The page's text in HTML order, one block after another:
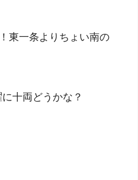
東一条よりちょい南の
十両どうかな？